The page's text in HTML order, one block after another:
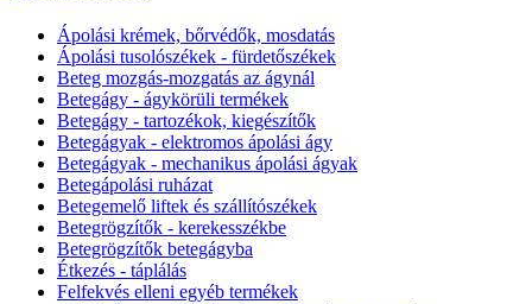
Ápolási krémek, bőrvédők, mosdatás
Ápolási tusolószékek - fürdetőszékek
Beteg mozgás-mozgatás az ágynál
Betegágy - ágykörüli termékek
Betegágy - tartozékok, kiegészítők
Betegágyak - elektromos ápolási ágy
Betegágyak - mechanikus ápolási ágyak
Betegápolási ruházat
Betegemelő liftek és szállítószékek
Betegrögzítők - kerekesszékbe
Betegrögzítők betegágyba
Étkezés - táplálás
Felfekvés elleni egyéb termékek